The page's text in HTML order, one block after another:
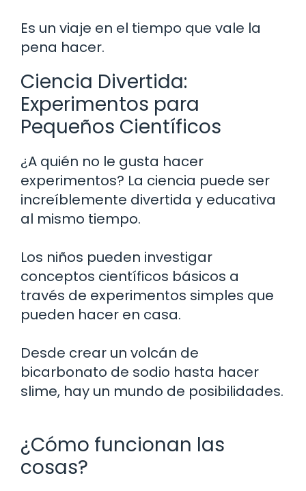
Es un viaje en el tiempo que vale la
pena hacer.
Ciencia Divertida:
Experimentos para
Pequeños Científicos
¿A quién no le gusta hacer
experimentos? La ciencia puede ser
increíblemente divertida y educativa
al mismo tiempo.
Los niños pueden investigar
conceptos científicos básicos a
través de experimentos simples que
pueden hacer en casa.
Desde crear un volcán de
bicarbonato de sodio hasta hacer
slime, hay un mundo de posibilidades.
¿Cómo funcionan las
cosas?